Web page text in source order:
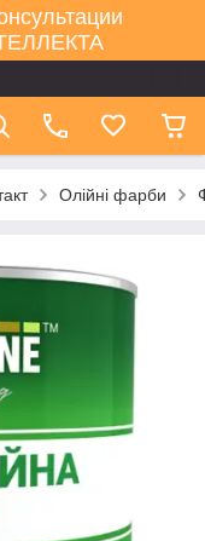
Олійні фарби